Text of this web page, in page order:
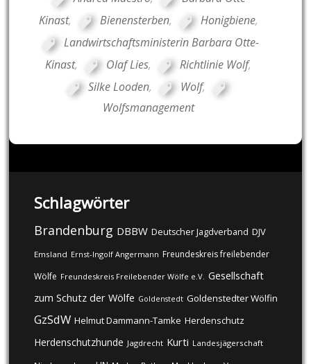
Kinast, Bienensterben, Honigbiene,
Landwirtschaftsministerin Barbara Otte-
Kinast, Olaf Lies, Richtlinie Wolf,
Silke Looden, Wolf,
Wolfsmanagement
Schlagwörter
Brandenburg DBBW Deutscher Jagdverband DJV
Emsland Ernst-Ingolf Angermann Freundeskreis freilebender
Wölfe Freundeskreis Freilebender Wölfe e.V. Gesellschaft
zum Schutz der Wölfe Goldenstedt Goldenstedter Wölfin
GzSdW Helmut Dammann-Tamke Herdenschutz
Herdenschutzhunde Jagdrecht Kurti Landesjägerschaft